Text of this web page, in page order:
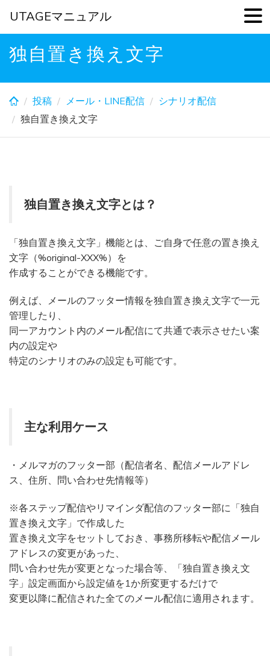
Skip
独自置き換え文字
投稿 メール・LINE配信
シナリオ配信
独自置き換え文字
独自置き換え文字とは？
「独自置き換え文字」機能とは、ご自身で任意の置き換え
文字（%original-XXX%）を
作成することができる機能です。
例えば、メールのフッター情報を独自置き換え文字で一元
管理したり、
同一アカウント内のメール配信にて共通で表示させたい案
内の設定や
特定のシナリオのみの設定も可能です。
主な利用ケース
・メルマガのフッター部（配信者名、配信メールアドレ
ス、住所、問い合わせ先情報等）
※各ステップ配信やリマインダ配信のフッター部に「独自
置き換え文字」で作成した
置き換え文字をセットしておき、事務所移転や配信メール
アドレスの変更があった、
問い合わせ先が変更となった場合等、「独自置き換え文
字」設定画面から設定値を1か所変更するだけで
変更以降に配信された全てのメール配信に適用されます。
UTAGEマニュアル